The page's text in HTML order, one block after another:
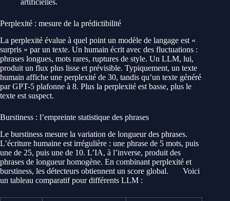
artificielles.
Perplexité : mesure de la prédictibilité
La perplexité évalue à quel point un modèle de langage est «
surpris » par un texte. Un humain écrit avec des fluctuations :
phrases longues, mots rares, ruptures de style. Un LLM, lui,
produit un flux plus lisse et prévisible. Typiquement, un texte
humain affiche une perplexité de 30, tandis qu’un texte généré
par GPT-5 plafonne à 8. Plus la perplexité est basse, plus le
texte est suspect.
Burstiness : l’empreinte statistique des phrases
Le burstiness mesure la variation de longueur des phrases.
L’écriture humaine est irrégulière : une phrase de 5 mots, puis
une de 25, puis une de 10. L’IA, à l’inverse, produit des
phrases de longueur homogène. En combinant perplexité et
burstiness, les détecteurs obtiennent un score global.
Voici
un tableau comparatif pour différents LLM :